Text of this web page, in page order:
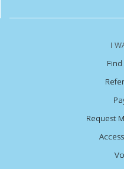
I
Request